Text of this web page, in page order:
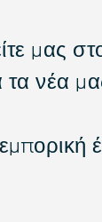
μας
τα νέα